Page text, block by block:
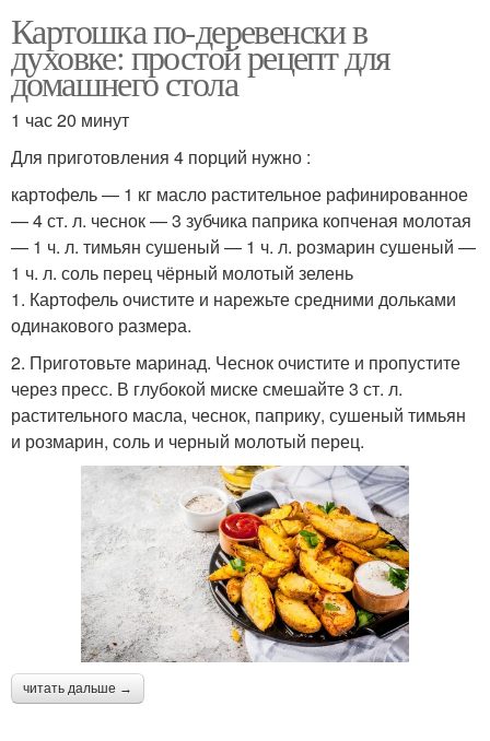
Картошка по-деревенски в
духовке: простой рецепт для
домашнего стола
1 час 20 минут
Для приготовления 4 порций нужно :
картофель — 1 кг масло растительное рафинированное
— 4 ст. л. чеснок — 3 зубчика паприка копченая молотая
— 1 ч. л. тимьян сушеный — 1 ч. л. розмарин сушеный —
1 ч. л. соль перец чёрный молотый зелень
1. Картофель очистите и нарежьте средними дольками
одинакового размера.
2. Приготовьте маринад. Чеснок очистите и пропустите
через пресс. В глубокой миске смешайте 3 ст. л.
растительного масла, чеснок, паприку, сушеный тимьян
и розмарин, соль и черный молотый перец.
читать дальше →